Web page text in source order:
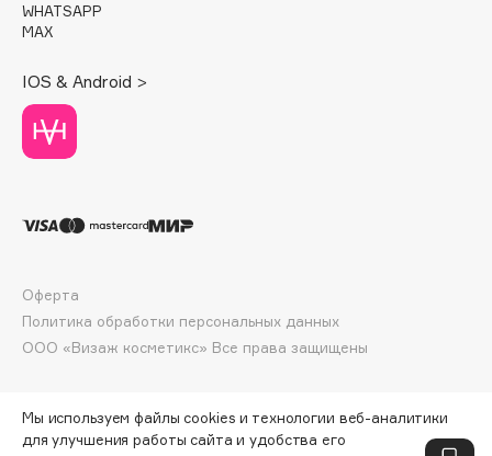
Dessange
Divage
Dolce & Gabbana
Dolomit
Dr. Vranjes Firenze
Dr.Ceuracle
Dr.Jart+
DSD de Luxe
WHATSAPP
MAX
IOS & Android >
ООО «Визаж косметикс» Все права защищены
Оферта
Политика обработки персональных данных
Мы используем файлы cookies и технологии веб-аналитики
для улучшения работы сайта и удобства его